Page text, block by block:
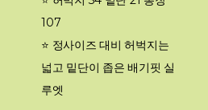
107
⭐️ 정사이즈 대비 허벅지는
넓고 밑단이 좁은 배기핏 실
루엣